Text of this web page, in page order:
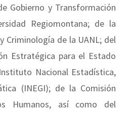
Gobierno y Transformación
Regiomontana; de la
Criminología de la UANL; del
Estratégica para el Estado
Nacional Estadística,
(INEGI); de la Comisión
Humanos, así como del